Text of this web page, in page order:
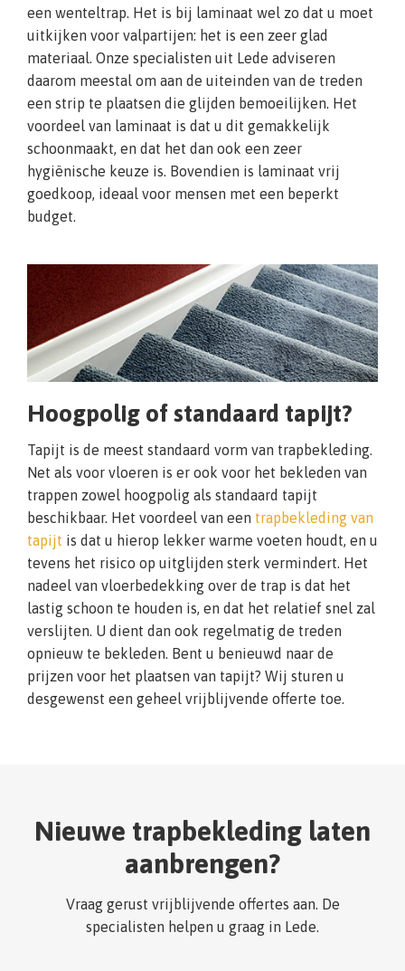
een wenteltrap. Het is bij laminaat wel zo dat u moet
uitkijken voor valpartijen: het is een zeer glad
materiaal. Onze specialisten uit Lede adviseren
daarom meestal om aan de uiteinden van de treden
een strip te plaatsen die glijden bemoeilijken. Het
voordeel van laminaat is dat u dit gemakkelijk
schoonmaakt, en dat het dan ook een zeer
hygiënische keuze is. Bovendien is laminaat vrij
goedkoop, ideaal voor mensen met een beperkt
budget.
Hoogpolig of standaard tapijt?
Tapijt is de meest standaard vorm van trapbekleding.
Net als voor vloeren is er ook voor het bekleden van
trappen zowel hoogpolig als standaard tapijt
beschikbaar. Het voordeel van een trapbekleding van
tapijt is dat u hierop lekker warme voeten houdt, en u
tevens het risico op uitglijden sterk vermindert. Het
nadeel van vloerbedekking over de trap is dat het
lastig schoon te houden is, en dat het relatief snel zal
verslijten. U dient dan ook regelmatig de treden
opnieuw te bekleden. Bent u benieuwd naar de
prijzen voor het plaatsen van tapijt? Wij sturen u
desgewenst een geheel vrijblijvende offerte toe.
Nieuwe trapbekleding laten
aanbrengen?
Vraag gerust vrijblijvende offertes aan. De
specialisten helpen u graag in Lede.